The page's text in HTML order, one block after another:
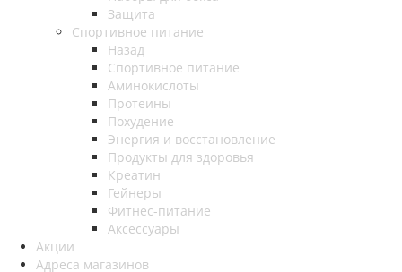
Защита
Спортивное питание
Назад
Спортивное питание
Аминокислоты
Протеины
Похудение
Энергия и восстановление
Продукты для здоровья
Креатин
Гейнеры
Фитнес-питание
Аксессуары
Акции
Адреса магазинов